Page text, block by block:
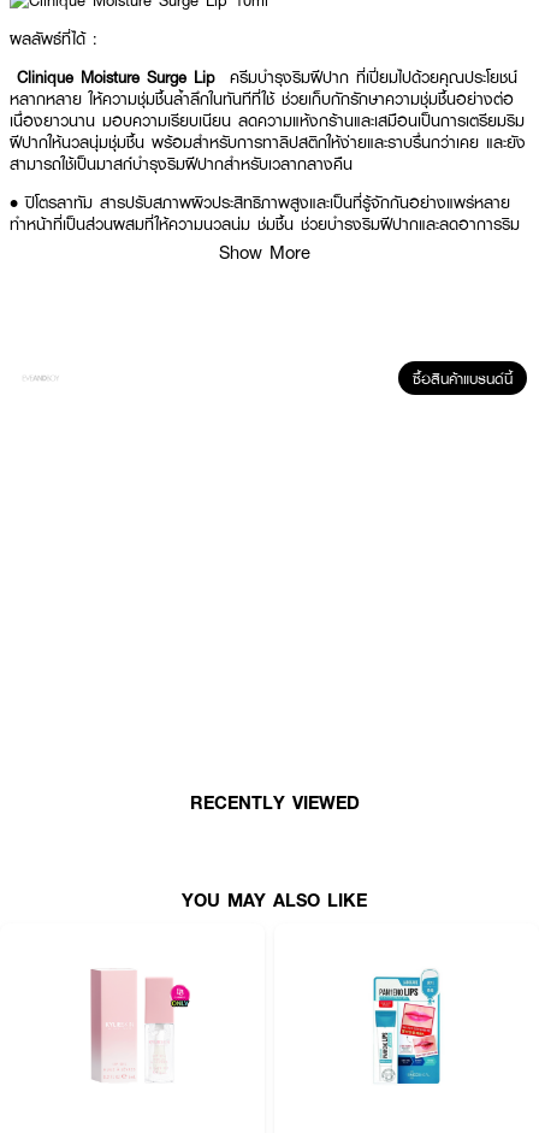
ผลลัพธ์ที่ได้ :
Clinique Moisture Surge Lip
ครีมบำรุงริมฝีปาก ที่เปี่ยมไปด้วยคุณประโยชน์
หลากหลาย ให้ความชุ่มชื้นล้ำลึกในทันทีที่ใช้ ช่วยเก็บกักรักษาความชุ่มชื้นอย่างต่อ
เนื่องยาวนาน มอบความเรียบเนียน ลดความแห้งกร้านและเสมือนเป็นการเตรียมริม
ฝีปากให้นวลนุ่มชุ่มชื้น พร้อมสำหรับการทาลิปสติกให้ง่ายและราบรื่นกว่าเคย และยัง
สามารถใช้เป็นมาสก์บำรุงริมฝีปากสำหรับเวลากลางคืน
• ปิโตรลาทัม สารปรับสภาพผิวประสิทธิภาพสูงและเป็นที่รู้จักกันอย่างแพร่หลาย
ทำหน้าที่เป็นส่วนผสมที่ให้ความนวลนุ่ม ชุ่มชื้น ช่วยบำรุงริมฝีปากและลดอาการริม
เชีย บัตเตอร์ ให้ประโยชน์ได้หลากหลาย โดยเฉพาะอย่างยิ่งช่วยในการปรับสภาพริม
ฝีปากให้เรียบเนียนยิ่งขึ้น
Show More
ซื้อสินค้าแบรนด์นี้
RECENTLY VIEWED
YOU MAY ALSO LIKE